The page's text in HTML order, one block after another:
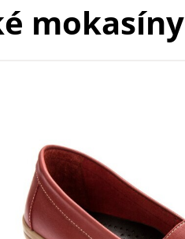
mokasíny